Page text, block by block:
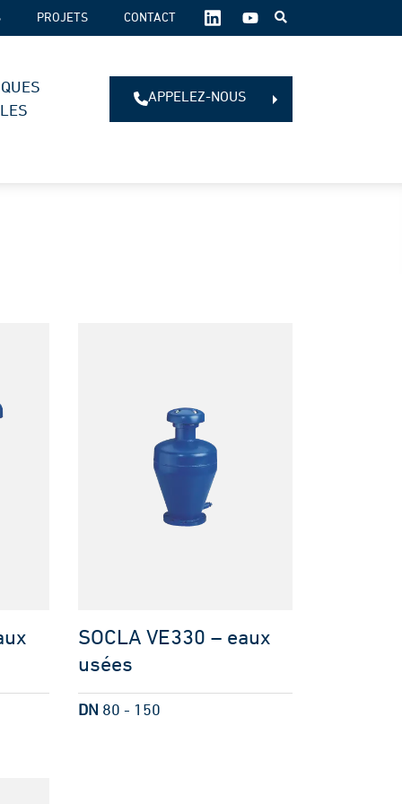
PROJETS CONTACT
SUIVEZ-
NOUS
APPELEZ-NOUS
SOCLA VE330 – eaux
usées
DN 80 - 150